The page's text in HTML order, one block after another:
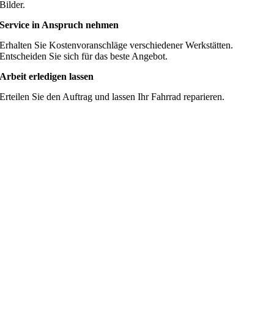
Bilder.
Service in Anspruch nehmen
Erhalten Sie Kostenvoranschläge verschiedener Werkstätten.
Entscheiden Sie sich für das beste Angebot.
Arbeit erledigen lassen
Erteilen Sie den Auftrag und lassen Ihr Fahrrad reparieren.